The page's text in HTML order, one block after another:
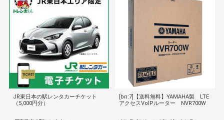
JR東日本の駅レンタカーチケット
（5,000円分）
[bn:7]【送料無料】YAMAHA製 LTE
アクセスVoIPルーター NVR700W